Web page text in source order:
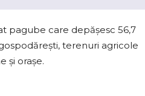
pagube care depăşesc 56,7
terenuri agricole
și orașe.